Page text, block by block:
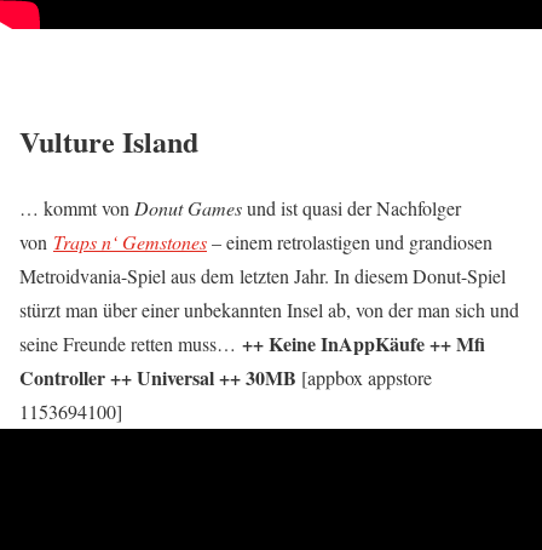
Vulture Island
… kommt von Donut Gamesund ist quasi der Nachfolger
von Traps n‘ Gemstones– einem retrolastigen und grandiosen
Metroidvania-Spiel aus dem letzten Jahr. In diesem Donut-Spiel
stürzt man über einer unbekannten Insel ab, von der man sich und
seine Freunde retten muss… ++ Keine InAppKäufe ++ Mfi
Controller ++ Universal ++ 30MB [appbox appstore
1153694100]